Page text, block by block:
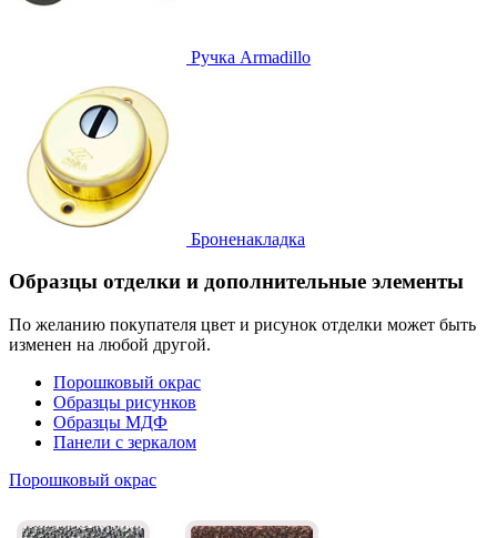
Ручка Armadillo
Броненакладка
Образцы отделки и дополнительные элементы
По желанию покупателя цвет и рисунок отделки может быть
изменен на любой другой.
Порошковый окрас
Образцы рисунков
Образцы МДФ
Панели с зеркалом
Порошковый окрас